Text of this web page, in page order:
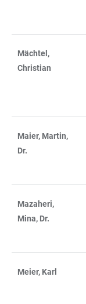
Mächtel,
Christian
Maier, Martin,
Dr.
Mazaheri,
Mina, Dr.
Meier, Karl